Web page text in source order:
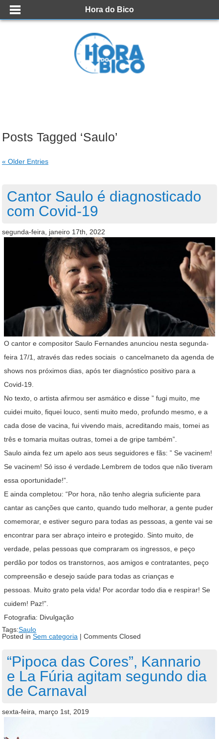
Hora do Bico
Posts Tagged ‘Saulo’
« Older Entries
Cantor Saulo é diagnosticado
com Covid-19
segunda-feira, janeiro 17th, 2022
O cantor e compositor Saulo Fernandes anunciou nesta segunda-
feira 17/1, através das redes sociais o cancelmaneto da agenda de
shows nos próximos dias, após ter diagnóstico positivo para a
Covid-19.
No texto, o artista afirmou ser asmático e disse ” fugi muito, me
cuidei muito, fiquei louco, senti muito medo, profundo mesmo, e a
cada dose de vacina, fui vivendo mais, acreditando mais, tomei as
três e tomaria muitas outras, tomei a de gripe também”.
Saulo ainda fez um apelo aos seus seguidores e fãs: ” Se vacinem!
Se vacinem! Só isso é verdade.Lembrem de todos que não tiveram
essa oportunidade!”.
E ainda completou: “Por hora, não tenho alegria suficiente para
cantar as canções que canto, quando tudo melhorar, a gente puder
comemorar, e estiver seguro para todas as pessoas, a gente vai se
encontrar para ser abraço inteiro e protegido. Sinto muito, de
verdade, pelas pessoas que compraram os ingressos, e peço
perdão por todos os transtornos, aos amigos e contratantes, peço
compreensão e desejo saúde para todas as crianças e
pessoas. Muito grato pela vida! Por acordar todo dia e respirar! Se
cuidem! Paz!”.
Fotografia: Divulgação
Tags:Saulo
Posted in Sem categoria | Comments Closed
“Pipoca das Cores”, Kannario
e La Fúria agitam segundo dia
de Carnaval
sexta-feira, março 1st, 2019